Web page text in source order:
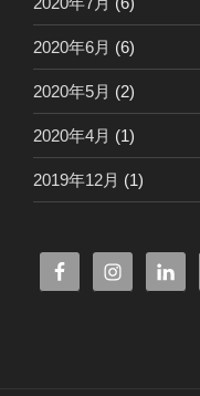
2020年6月 (6)
2020年5月 (2)
2020年4月 (1)
2019年12月 (1)